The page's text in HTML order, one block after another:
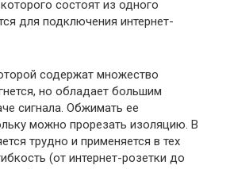
состоят из одного
для подключения интернет-
содержат множество
но обладает большим
сигнала. Обжимать ее
можно прорезать изоляцию. В
трудно и применяется в тех
(от интернет-розетки до